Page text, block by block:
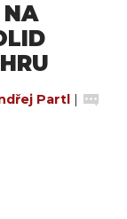
NA
Partl |